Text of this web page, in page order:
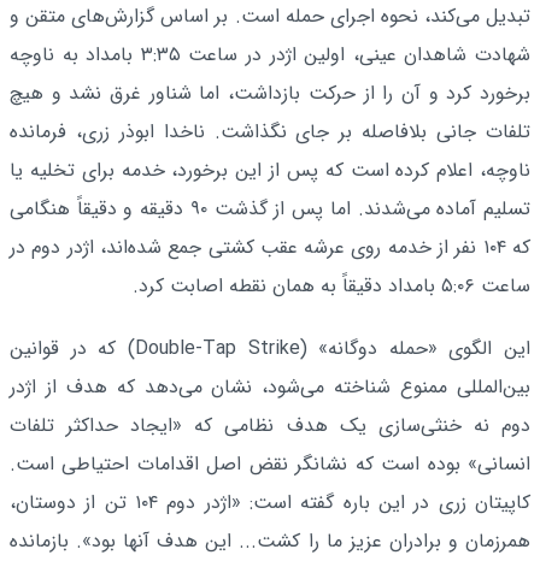
تبدیل می‌کند، نحوه اجرای حمله است. بر اساس گزارش‌های متقن و
شهادت شاهدان عینی، اولین اژدر در ساعت ۳:۳۵ بامداد به ناوچه
برخورد کرد و آن را از حرکت بازداشت، اما شناور غرق نشد و هیچ
تلفات جانی بلافاصله بر جای نگذاشت. ناخدا ابوذر زری، فرمانده
ناوچه، اعلام کرده است که پس از این برخورد، خدمه برای تخلیه یا
تسلیم آماده می‌شدند. اما پس از گذشت ۹۰ دقیقه و دقیقاً هنگامی
که ۱۰۴ نفر از خدمه روی عرشه عقب کشتی جمع شده‌اند، اژدر دوم در
ساعت ۵:۰۶ بامداد دقیقاً به همان نقطه اصابت کرد.
این الگوی «حمله دوگانه» (Double‑Tap Strike) که در قوانین
بین‌المللی ممنوع شناخته می‌شود، نشان می‌دهد که هدف از اژدر
دوم نه خنثی‌سازی یک هدف نظامی که «ایجاد حداکثر تلفات
انسانی» بوده است که نشانگر نقض اصل اقدامات احتیاطی است.
کاپیتان زری در این باره گفته است: «اژدر دوم ۱۰۴ تن از دوستان،
همرزمان و برادران عزیز ما را کشت... این هدف آنها بود». بازمانده